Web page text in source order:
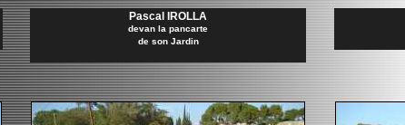
Pascal IROLLA
devan la pancarte
de son Jardin